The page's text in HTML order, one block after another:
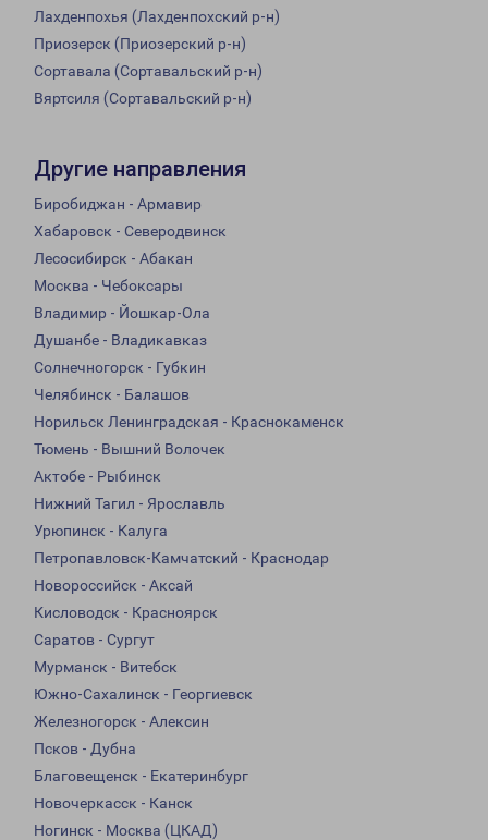
Лахденпохья (Лахденпохский р-н)
Приозерск (Приозерский р-н)
Сортавала (Сортавальский р-н)
Вяртсиля (Сортавальский р-н)
Другие направления
Биробиджан - Армавир
Хабаровск - Северодвинск
Лесосибирск - Абакан
Москва - Чебоксары
Владимир - Йошкар-Ола
Душанбе - Владикавказ
Солнечногорск - Губкин
Челябинск - Балашов
Норильск Ленинградская - Краснокаменск
Тюмень - Вышний Волочек
Актобе - Рыбинск
Нижний Тагил - Ярославль
Урюпинск - Калуга
Петропавловск-Камчатский - Краснодар
Новороссийск - Аксай
Кисловодск - Красноярск
Саратов - Сургут
Мурманск - Витебск
Южно-Сахалинск - Георгиевск
Железногорск - Алексин
Псков - Дубна
Благовещенск - Екатеринбург
Новочеркасск - Канск
Ногинск - Москва (ЦКАД)